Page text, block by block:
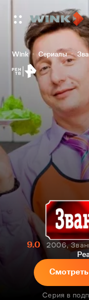
Wink Сериалы
9.0
2006,
Серия в